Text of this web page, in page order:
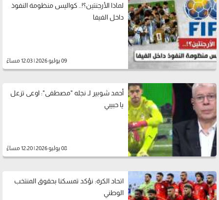
لماذا الأرجنتين؟!.. كواليس منظومة النفوذ
داخل الفيفا
09 يوليو 2026 | 12:03 مساءً
أحمد شوبير لـ نجله "مصطفى": اوعى تزعل
يا حبيبي
08 يوليو 2026 | 12:20 مساءً
اتحاد الكرة: نؤكد تمسكنا بحقوق المنتخب
الوطني